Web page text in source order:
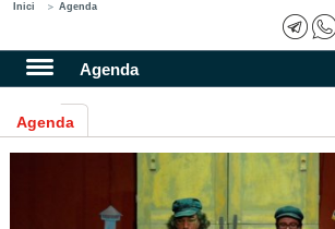
Inici Agenda
Agenda
Agenda